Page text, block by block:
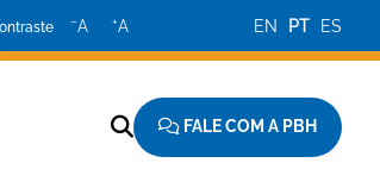
−A +A EN PT ES
FALE COM A PBH